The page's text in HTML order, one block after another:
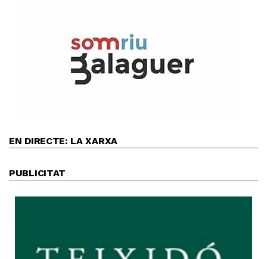
EN DIRECTE: LA XARXA
PUBLICITAT